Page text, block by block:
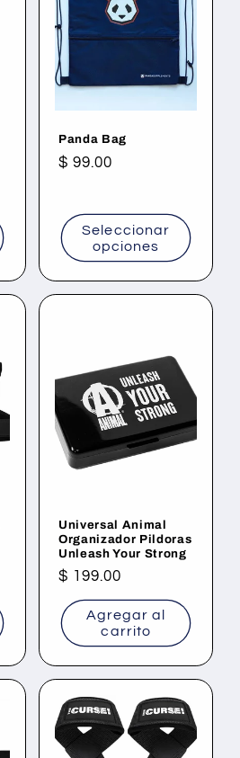
Panda Bag
Precio
$ 99.00
Seleccionar
opciones
Universal Animal
Organizador Pildoras
Unleash Your Strong
Precio
habitual
$ 199.00
Agregar al
carrito